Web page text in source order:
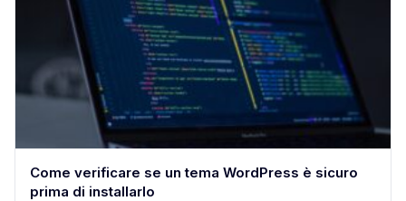
Come verificare se un tema WordPress è sicuro
prima di installarlo